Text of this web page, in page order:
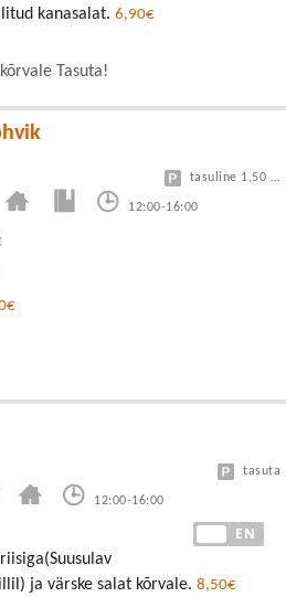
kanasalat. 6,90€
Tasuta!
12:00-16:00
tasuline 1,50 eur/h
12:00-16:00
tasuta
EN
ja värske salat kõrvale. 8,50€